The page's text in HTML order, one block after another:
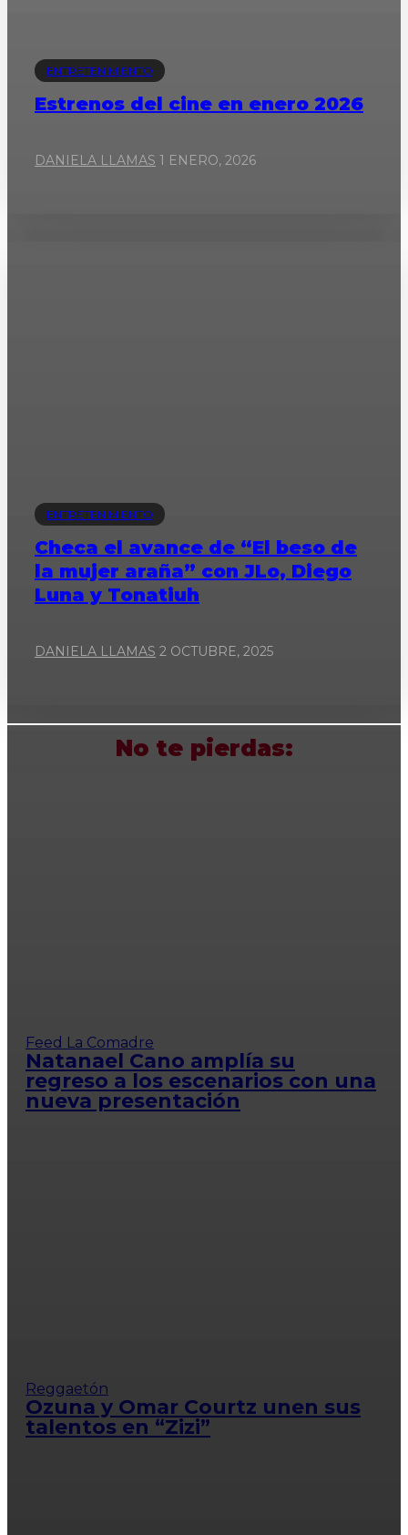
ENTRETENIMIENTO
Estrenos del cine en enero 2026
DANIELA LLAMAS 1 ENERO, 2026
ENTRETENIMIENTO
Checa el avance de “El beso de
la mujer araña” con JLo, Diego
Luna y Tonatiuh
DANIELA LLAMAS 2 OCTUBRE, 2025
No te pierdas:
Feed La Comadre
Natanael Cano amplía su
regreso a los escenarios con una
nueva presentación
Reggaetón
Ozuna y Omar Courtz unen sus
talentos en “Zizi”